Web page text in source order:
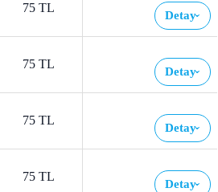
75 TL
Detay›
75 TL
Detay›
75 TL
Detay›
75 TL
Detay›